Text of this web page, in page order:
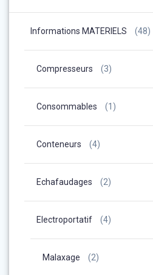
Informations MATERIELS (48)
Compresseurs (3)
Consommables (1)
Conteneurs (4)
Echafaudages (2)
Electroportatif (4)
Malaxage (2)